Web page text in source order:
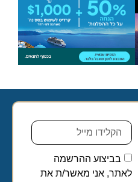
בביצוע ההרשמה
לאתר, אני מאשר/ת את